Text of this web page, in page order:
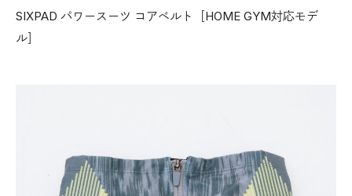
SIXPAD パワースーツ コアベルト［HOME GYM対応モデ
ル］